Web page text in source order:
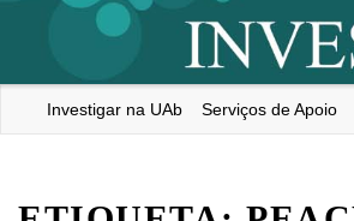
Investigar na UAb Serviços de Apoio